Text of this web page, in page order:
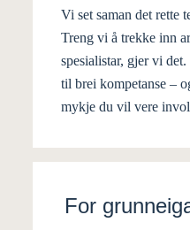
Vi set saman det rette
Treng vi å trekke inn
spesialistar, gjer vi
til brei kompetanse –
mykje du vil vere
For